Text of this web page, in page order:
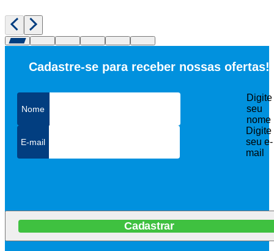
Cadastre-se para receber nossas ofertas!
Digite
seu
nome
Digite
seu e-
mail
Cadastrar